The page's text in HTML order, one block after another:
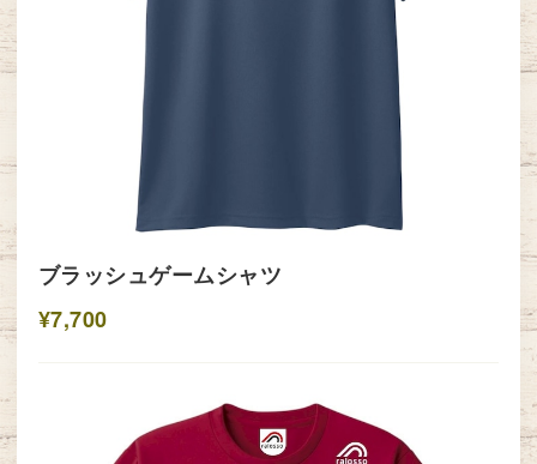
ブラッシュゲームシャツ
¥7,700